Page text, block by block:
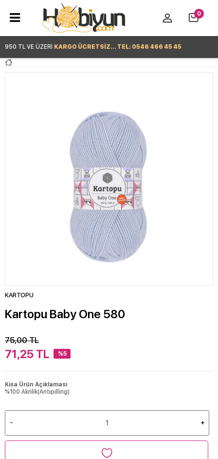
950 TL VE ÜZERİ KARGO ÜCRETSİZ... TEL: 0546 466 45 45
0
KARTOPU
Kartopu Baby One 580
75,00TL
71,25 TL %5
Kısa Ürün Açıklaması
%100 Akrilik(Antipilling)